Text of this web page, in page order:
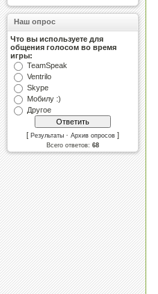
Наш опрос
Что вы используете для
общения голосом во время
игры:
TeamSpeak
Ventrilo
Skype
Мобилу :)
Другое
[ Результаты · Архив опросов ]
Всего ответов: 68